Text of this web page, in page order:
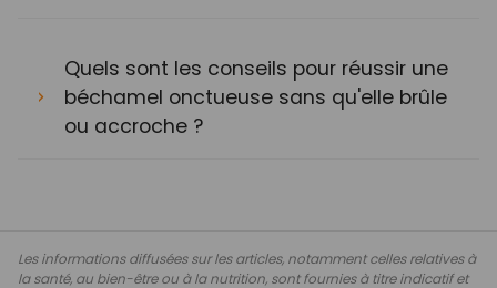
Quels sont les conseils pour réussir une
béchamel onctueuse sans qu'elle brûle
ou accroche ?
Les informations diffusées sur les articles, notamment celles relatives à
la santé, au bien-être ou à la nutrition, sont fournies à titre indicatif et